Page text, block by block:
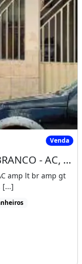
- AC,Venda
CASA RESIDENCIAL em RIO BRANCO - AC, VITÓRIA
amp lt br amp gt
[...]